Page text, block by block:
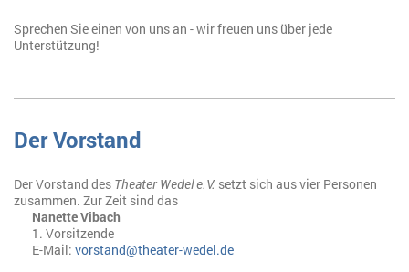
Sprechen Sie einen von uns an - wir freuen uns über jede
Unterstützung!
Der Vorstand
Der Vorstand des Theater Wedel e.V. setzt sich aus vier Personen
zusammen. Zur Zeit sind das
Nanette Vibach
1. Vorsitzende
E-Mail: vorstand@theater-wedel.de